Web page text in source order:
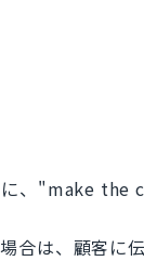
に、"make
は、顧客に